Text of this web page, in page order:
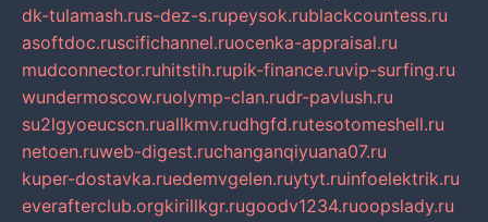
dk-tulamash.rus-dez-s.rupeysok.rublackcountess.ru
asoftdoc.ruscifichannel.ruocenka-appraisal.ru
mudconnector.ruhitstih.rupik-finance.ruvip-surfing.ru
wundermoscow.ruolymp-clan.rudr-pavlush.ru
su2lgyoeucscn.ruallkmv.rudhgfd.rutesotomeshell.ru
netoen.ruweb-digest.ruchanganqiyuana07.ru
kuper-dostavka.ruedemvgelen.ruytyt.ruinfoelektrik.ru
everafterclub.orgkirillkgr.rugoodv1234.ruoopslady.ru